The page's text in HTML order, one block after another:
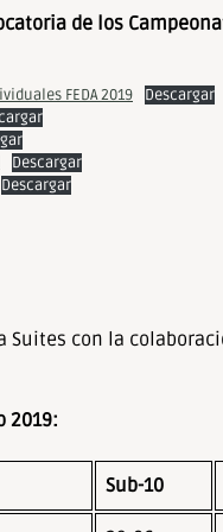
de los
FEDA 2019
Descargar
Descargar
Descargar
Suites con la
2019:
Sub-10